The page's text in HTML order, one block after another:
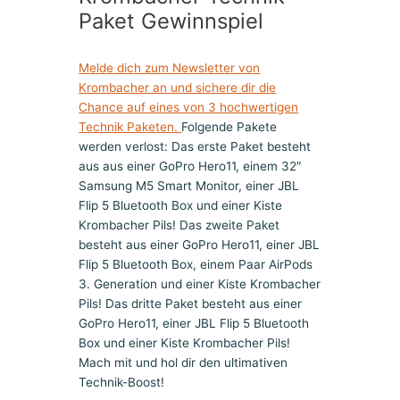
Paket Gewinnspiel
Melde dich zum Newsletter von
Krombacher an und sichere dir die
Chance auf eines von 3 hochwertigen
Technik Paketen. Folgende Pakete
werden verlost: Das erste Paket besteht
aus aus einer GoPro Hero11, einem 32″
Samsung M5 Smart Monitor, einer JBL
Flip 5 Bluetooth Box und einer Kiste
Krombacher Pils! Das zweite Paket
besteht aus einer GoPro Hero11, einer JBL
Flip 5 Bluetooth Box, einem Paar AirPods
3. Generation und einer Kiste Krombacher
Pils! Das dritte Paket besteht aus einer
GoPro Hero11, einer JBL Flip 5 Bluetooth
Box und einer Kiste Krombacher Pils!
Mach mit und hol dir den ultimativen
Technik-Boost!